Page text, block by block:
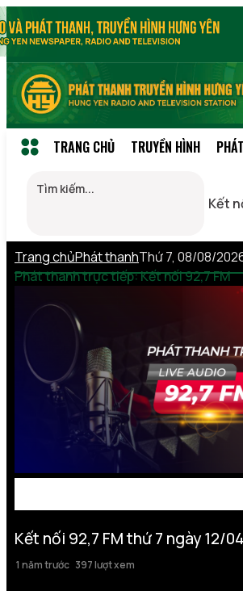
TRANG CHỦ TRUYỀN HÌNH
Kết
Trang chủPhát thanh
Phát thanh trực tiếp: Kết nối 92,7 FM
Thứ 7, 08/08/
Kết nối 92,7 FM thứ 7 ngày 12/
1 năm trước 397 lượt xem